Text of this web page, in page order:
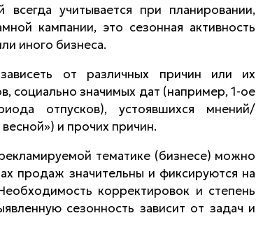
учитывается при планировании,
кампании, это сезонная активность
иного бизнеса.
от различных причин или их
социально значимых дат (например, 1-ое
отпусков), устоявшихся мнений/
и прочих причин.
тематике (бизнесе) можно
продаж значительны и фиксируются на
корректировок и степень
сезонность зависит от задач и